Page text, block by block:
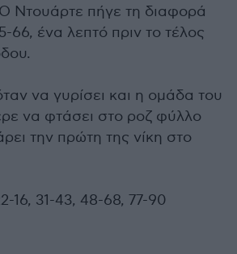
Ντουάρτε πήγε τη διαφορά
66, ένα λεπτό πριν το τέλος
να γυρίσει και η ομάδα του
να φτάσει στο ροζ φύλλο
την πρώτη της νίκη στο
16, 31-43, 48-68, 77-90